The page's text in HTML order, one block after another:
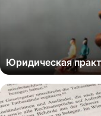
Юридическая